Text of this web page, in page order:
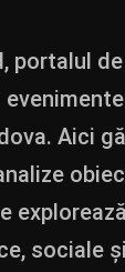
portalul
Aici
sociale